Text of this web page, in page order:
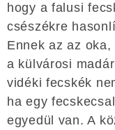
hogy a falusi
csészékre
Ennek az az
a külvárosi
vidéki fecskék
ha egy
egyedül van. A